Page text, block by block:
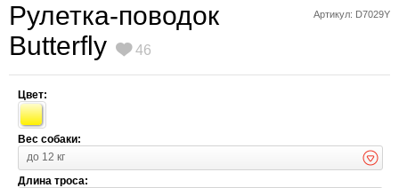
Артикул: D7029Y
Рулетка-поводок
Butterfly
46
Цвет:
Вес собаки:
до 12 кг
Длина троса: